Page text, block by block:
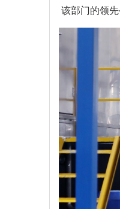
该部门的领